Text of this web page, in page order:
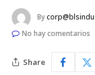
By
No hay comentarios
Share